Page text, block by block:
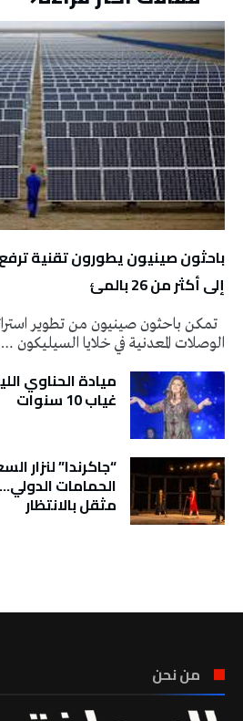
باحثون صينيون يطورون تقنية
إلى أكثر من 26 بالمئ
تمكن باحثون صينيون من تطوير
الوصلات المعدنية في خلايا السيليكون …
ميادة الحناوي
غياب 10 سنوات
“جاكرندا” لنزار
الحمامات
مثقل بالانتظار
من نحن